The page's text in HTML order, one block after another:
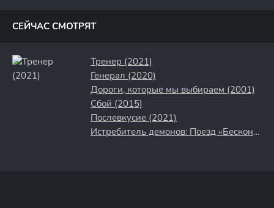
СЕЙЧАС СМОТРЯТ
Тренер (2021)
Генерал (2020)
Дороги, которые мы выбираем (2001)
Сбой (2015)
Послевкусие (2021)
Истребитель демонов: Поезд «Бесконечный» (2021)